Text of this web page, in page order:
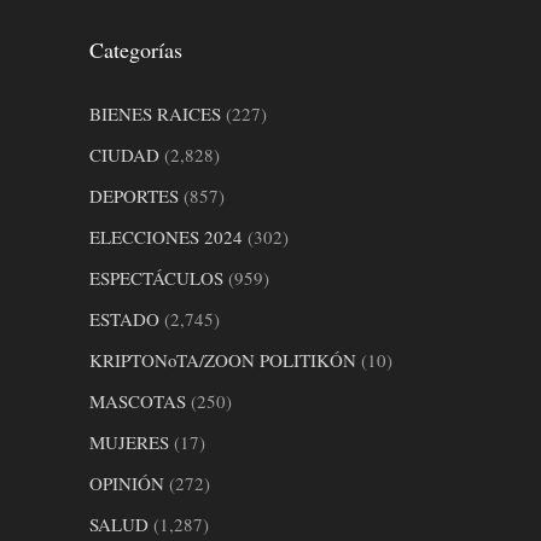
Categorías
BIENES RAICES(227)
CIUDAD(2,828)
DEPORTES(857)
ELECCIONES 2024 (302)
ESPECTÁCULOS(959)
ESTADO(2,745)
KRIPTONoTA/ZOON POLITIKÓN(10)
MASCOTAS(250)
MUJERES(17)
OPINIÓN(272)
SALUD(1,287)